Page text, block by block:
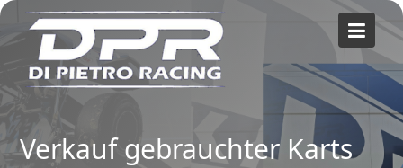
Skip
content
Verkauf gebrauchter Karts